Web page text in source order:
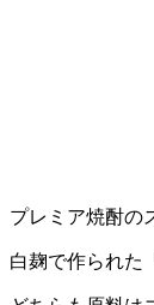
プレミア焼酎の
白麹で作られた